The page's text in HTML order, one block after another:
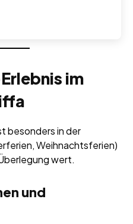
im
besonders in der
Weihnachtsferien)
wert.
und